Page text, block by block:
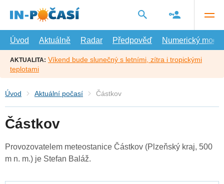
hlavní
Úvod
Aktuálně Radar Předpověď Numerický model
AKTUALITA: Víkend bude slunečný s letními, zítra i tropickými
teplotami
Úvod Aktuální počasí Částkov
Částkov
Provozovatelem meteostanice Částkov (Plzeňský kraj, 500
m n. m.) je Stefan Baláž.